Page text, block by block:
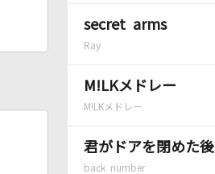
secret arms
Ray
M!LKメドレー
M!LKメドレー
君がドアを閉めた後
back number